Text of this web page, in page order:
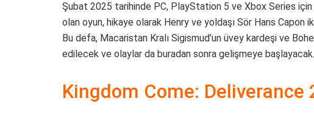
Şubat 2025 tarihinde PC, PlayStation 5 ve Xbox Series için
olan oyun, hikaye olarak Henry ve yoldaşı Sör Hans Capon
Bu defa, Macaristan Kralı Sigismud’un üvey kardeşi ve
edilecek ve olaylar da buradan sonra gelişmeye başlayacak.
Kingdom Come: Deliverance